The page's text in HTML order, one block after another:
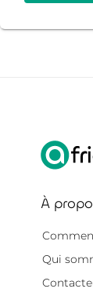
À
Qui